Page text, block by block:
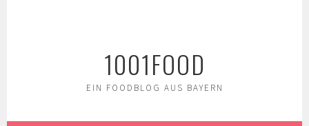
1001FOOD
EIN FOODBLOG AUS BAYERN